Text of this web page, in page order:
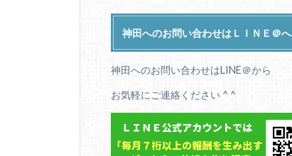
神田へのお問い合わせはＬＩＮＥ＠へ
神田へのお問い合わせはLINE＠から
お気軽にご連絡ください ^ ^